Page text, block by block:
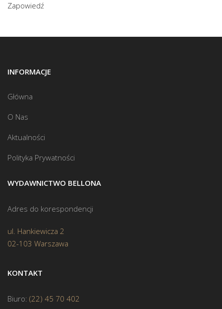
Zapowiedź
INFORMACJE
Główna
O Nas
Aktualności
Polityka Prywatności
WYDAWNICTWO BELLONA
Adres do korespondencji
ul. Hankiewicza 2
02-103 Warszawa
KONTAKT
Biuro: (22) 45 70 402